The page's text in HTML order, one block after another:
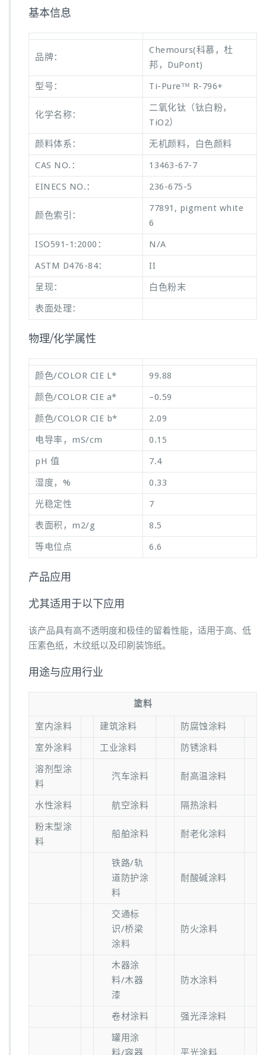
基本信息
品牌：
Chemours(科慕，杜
邦，DuPont)
型号：
Ti-Pure™ R-796+
化学名称：
二氧化钛（钛白粉，
TiO2）
颜料体系：
无机颜料，白色颜料
CAS NO.：
13463-67-7
EINECS NO.：
236-675-5
颜色索引：
77891, pigment white
6
ISO591-1:2000：
N/A
ASTM D476-84：
II
呈现：
白色粉末
表面处理：
物理/化学属性
颜色/COLOR CIE L*
99.88
颜色/COLOR CIE a*
–0.59
颜色/COLOR CIE b*
2.09
电导率，mS/cm
0.15
pH 值
7.4
湿度，%
0.33
光稳定性
7
表面积，m2/g
8.5
等电位点
6.6
产品应用
尤其适用于以下应用
该产品具有高不透明度和极佳的留着性能，适用于高、低
压素色纸，木纹纸以及印刷装饰纸。
用途与应用行业
塗料
室内涂料 建筑涂料
防腐蚀涂料
室外涂料
工业涂料
防锈涂料
溶剂型涂
料
汽车涂料 耐高温涂料
水性涂料 航空涂料
隔热涂料
粉末型涂
料
船舶涂料 耐老化涂料
铁路/轨
道防护涂
料
耐酸碱涂料
交通标
识/桥梁
涂料
防火涂料
木器涂
料/木器
漆
防水涂料
卷材涂料
强光泽涂料
罐用涂
料/容器
平光涂料